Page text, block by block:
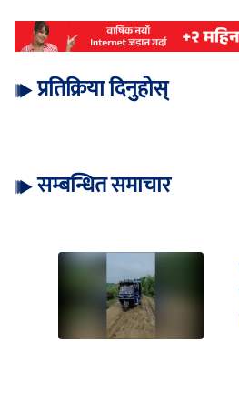
प्रतिक्रिया दिनुहोस्
सम्बन्धित समाचार